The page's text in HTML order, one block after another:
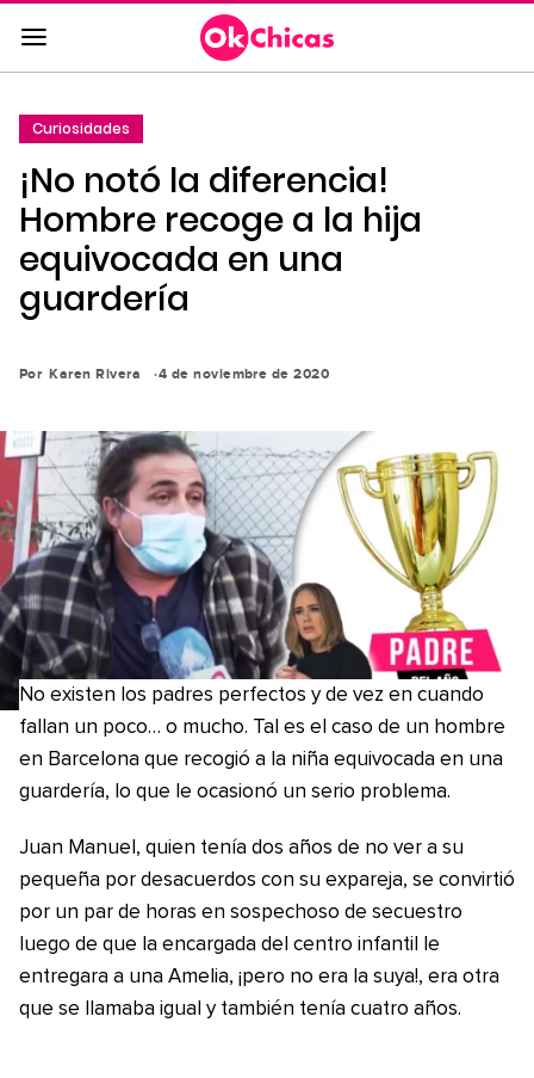
Saltar
al
contenido
a
la
navegación
principal
Curiosidades
¡No notó la diferencia!
Hombre recoge a la hija
equivocada en una
guardería
Por Karen Rivera 4 de noviembre de 2020
No existen los padres perfectos y de vez en cuando
fallan un poco… o mucho. Tal es el caso de un hombre
en Barcelona que recogió a la niña equivocada en una
guardería, lo que le ocasionó un serio problema.
Juan Manuel, quien tenía dos años de no ver a su
pequeña por desacuerdos con su expareja, se convirtió
por un par de horas en sospechoso de secuestro
luego de que la encargada del centro infantil le
entregara a una Amelia, ¡pero no era la suya!, era otra
que se llamaba igual y también tenía cuatro años.